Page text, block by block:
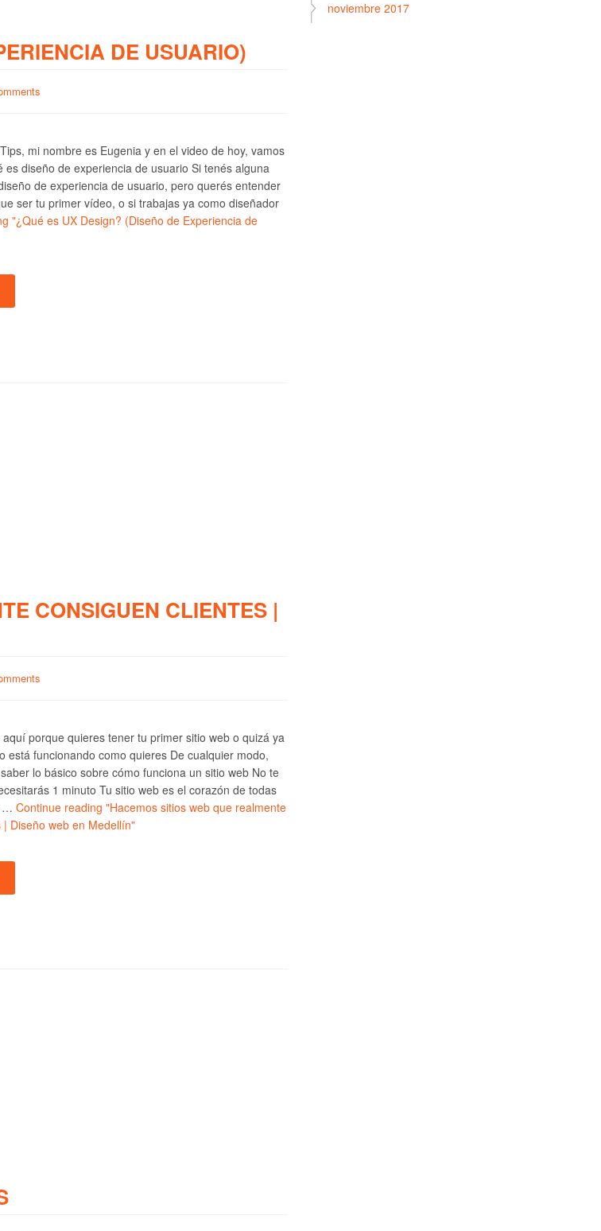
DE USUARIO)
mi nombre es Eugenia y en el video de hoy, vamos
es diseño de experiencia de usuario Si tenés alguna
de experiencia de usuario, pero querés entender
ser tu primer vídeo, o si trabajas ya como diseñador
"¿Qué es UX Design? (Diseño de Experiencia de
CONSIGUEN CLIENTES |
porque quieres tener tu primer sitio web o quizá ya
está funcionando como quieres De cualquier modo,
lo básico sobre cómo funciona un sitio web No te
1 minuto Tu sitio web es el corazón de todas
… Continue reading "Hacemos sitios web que realmente
Diseño web en Medellín"
noviembre 2017